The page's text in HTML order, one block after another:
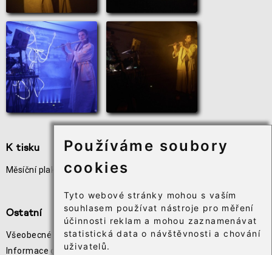
Používáme soubory
cookies
Tyto webové stránky mohou s vaším
souhlasem používat nástroje pro měření
účinnosti reklam a mohou zaznamenávat
statistická data o návštěvnosti a chování
uživatelů.
K tisku
Měsíční plakát akcí
Užitečné odkazy
Ostatní
Všeobecné obchodní podmínky
Informace o zpracování osobních údajů